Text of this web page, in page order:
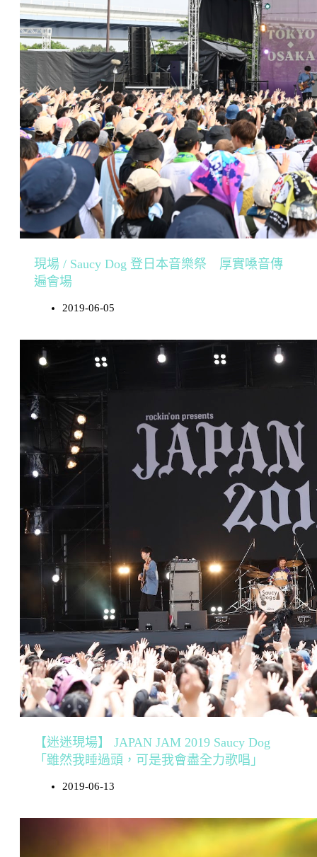
現場 / Saucy Dog 登日本音樂祭 厚實嗓音傳
遍會場
2019-06-05
【迷迷現場】 JAPAN JAM 2019 Saucy Dog
「雖然我睡過頭，可是我會盡全力歌唱」
2019-06-13